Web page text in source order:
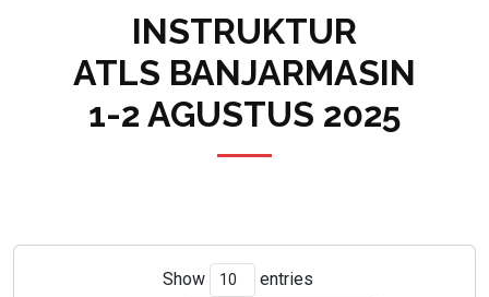
INSTRUKTUR
ATLS BANJARMASIN
1-2 AGUSTUS 2025
Show
entries